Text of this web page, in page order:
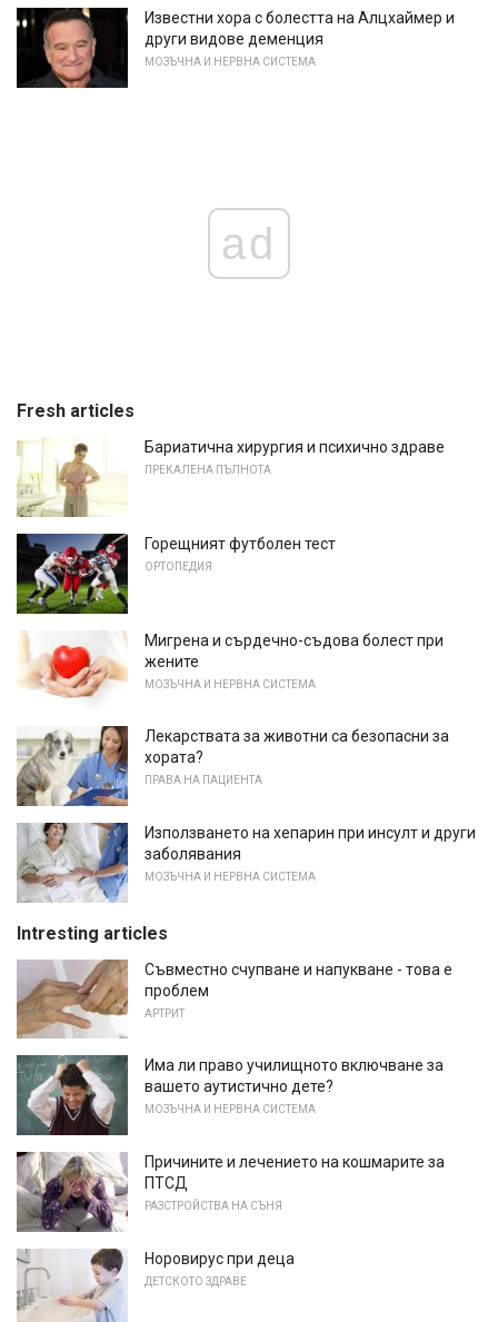
Известни хора с болестта на Алцхаймер и
други видове деменция
МОЗЪЧНА И НЕРВНА СИСТЕМА
ad
Fresh articles
Бариатична хирургия и психично здраве
ПРЕКАЛЕНА ПЪЛНОТА
Горещният футболен тест
ОРТОПЕДИЯ
Мигрена и сърдечно-съдова болест при
жените
МОЗЪЧНА И НЕРВНА СИСТЕМА
Лекарствата за животни са безопасни за
хората?
ПРАВА НА ПАЦИЕНТА
Използването на хепарин при инсулт и други
заболявания
МОЗЪЧНА И НЕРВНА СИСТЕМА
Intresting articles
Съвместно счупване и напукване - това е
проблем
АРТРИТ
Има ли право училищното включване за
вашето аутистично дете?
МОЗЪЧНА И НЕРВНА СИСТЕМА
Причините и лечението на кошмарите за
ПТСД
РАЗСТРОЙСТВА НА СЪНЯ
Норовирус при деца
ДЕТСКОТО ЗДРАВЕ